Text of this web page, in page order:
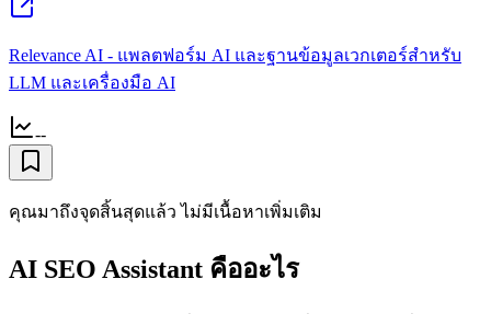
Relevance AI - แพลตฟอร์ม AI และฐานข้อมูลเวกเตอร์สำหรับ
LLM และเครื่องมือ AI
--
คุณมาถึงจุดสิ้นสุดแล้ว ไม่มีเนื้อหาเพิ่มเติม
AI SEO Assistant คืออะไร